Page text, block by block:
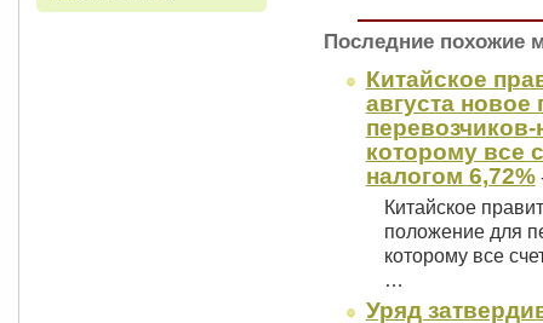
Последние похожие
Китайское
августа
которому все
налогом 6,72%
Китайское
положение для
которому все
…
Уряд